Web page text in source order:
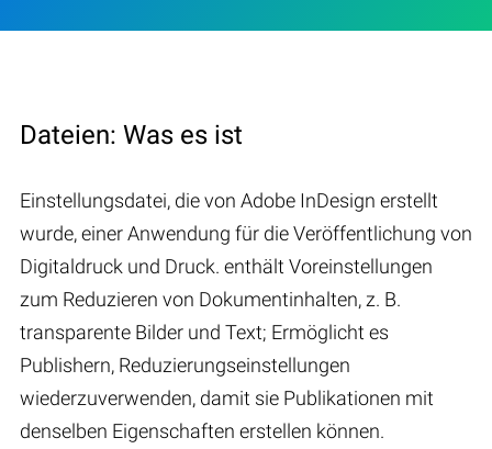
Dateien: Was es ist
Einstellungsdatei, die von Adobe InDesign erstellt
wurde, einer Anwendung für die Veröffentlichung von
Digitaldruck und Druck. enthält Voreinstellungen
zum Reduzieren von Dokumentinhalten, z. B.
transparente Bilder und Text; Ermöglicht es
Publishern, Reduzierungseinstellungen
wiederzuverwenden, damit sie Publikationen mit
denselben Eigenschaften erstellen können.